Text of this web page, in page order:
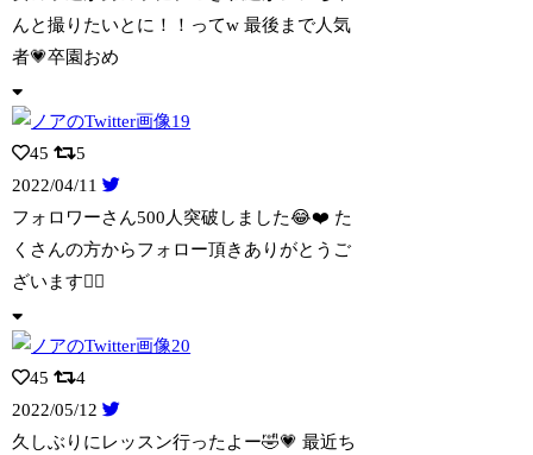
んと撮りたいとに！！ってw 最後まで人気
者💗卒園おめ
45
5
2022/04/11
フォロワーさん500人突破しました😂❤️ た
くさんの方からフォロー頂きありがと うご
ざいます🙇‍♀️
45
4
2022/05/12
久しぶりにレッスン行ったよー🤣💗 最近ち